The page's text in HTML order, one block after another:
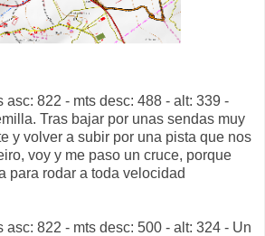
asc: 822 - mts desc: 488 - alt: 339 -
Tras bajar por unas sendas muy
y volver a subir por una pista que nos
voy y me paso un cruce, porque
para rodar a toda velocidad
asc: 822 - mts desc: 500 - alt: 324 - Un